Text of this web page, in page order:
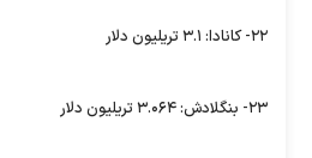
۲۲- کانادا: ۳.۱ تریلیون دلار
۲۳- بنگلادش: ۳.۰۶۴ تریلیون دلار